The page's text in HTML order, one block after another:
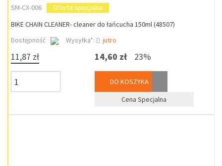
SM-CX-006
Oferta specjalna
BIKE CHAIN CLEANER- cleaner do łańcucha 150ml (48507)
Dostępność
Wysyłka*: jutro
11,87 zł 14,60 zł 23%
DO KOSZYKA
Cena Specjalna